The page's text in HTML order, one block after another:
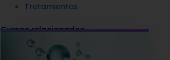
Tratamientos
Cursos relacionados